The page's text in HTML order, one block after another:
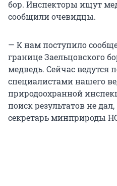
бор. Инспекторы ищут
сообщили очевидцы.
— К нам поступило
границе Заельцовского
медведь. Сейчас ведутся
специалистами нашего
природоохранной
поиск результатов не
секретарь минприроды